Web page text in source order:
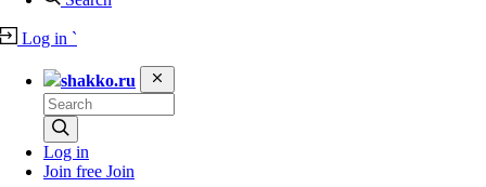
Log in `
shakko.ru
Log in
Join free Join